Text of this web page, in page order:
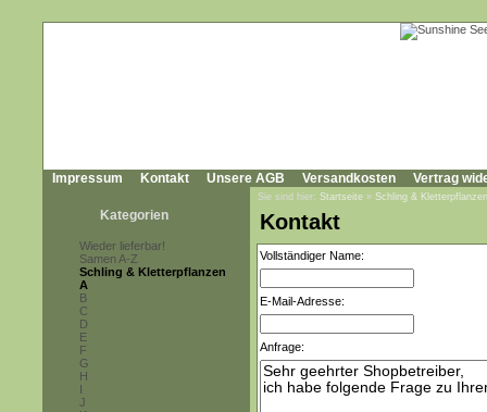
Impressum Kontakt Unsere AGB Versandkosten Vertrag
Kategorien
Wieder lieferbar!
Samen A-Z
Schling & Kletterpflanzen
A
B
C
D
E
F
G
H
I
J
Sie sind hier: Startseite » Schling & Kletterpflanzen
Kontakt
Vollständiger Name:
E-Mail-Adresse:
Anfrage: